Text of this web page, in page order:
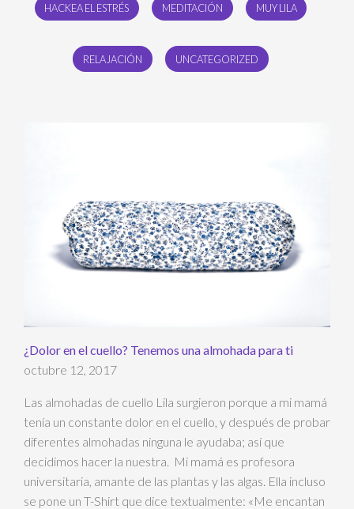
HACKEA EL ESTRÉS MEDITACIÓN MUY LILA
RELAJACIÓN UNCATEGORIZED
¿Dolor en el cuello? Tenemos una almohada para ti
octubre 12, 2017
Las almohadas de cuello Lila surgieron porque a mi mamá
tenía un constante dolor en el cuello, y después de probar
diferentes almohadas ninguna le ayudaba; así que
decidimos hacer la nuestra. Mi mamá es profesora
universitaria, amante de las plantas y las algas. Ella incluso
se pone un T-Shirt que dice textualmente: «Me encantan